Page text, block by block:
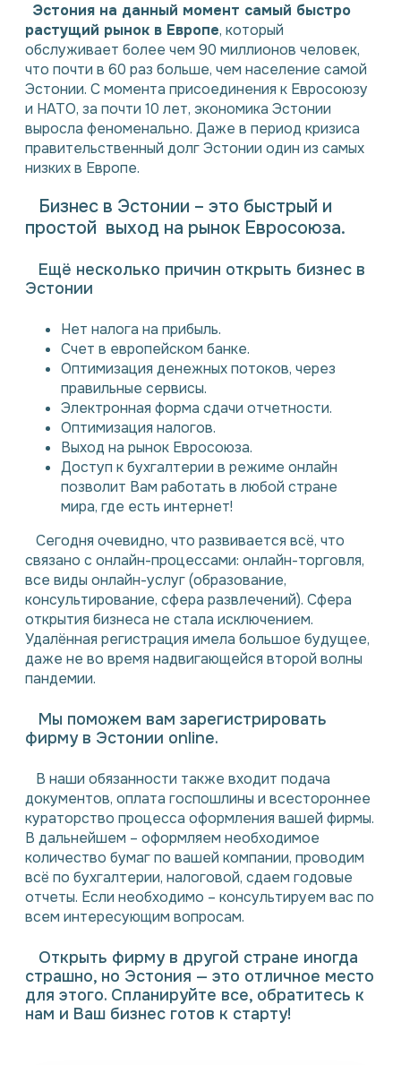
Эстония на данный момент самый быстро
растущий рынок в Европе, который
обслуживает более чем 90 миллионов человек,
что почти в 60 раз больше, чем население самой
Эстонии. С момента присоединения к Евросоюзу
и НАТО, за почти 10 лет, экономика Эстонии
выросла феноменально. Даже в период кризиса
правительственный долг Эстонии один из самых
низких в Европе.
Бизнес в Эстонии – это быстрый и
простой выход на рынок Евросоюза.
Ещё несколько причин открыть бизнес в
Эстонии
Нет налога на прибыль.
Счет в европейском банке.
Оптимизация денежных потоков, через
правильные сервисы.
Электронная форма сдачи отчетности.
Оптимизация налогов.
Выход на рынок Евросоюза.
Доступ к бухгалтерии в режиме онлайн
позволит Вам работать в любой стране
мира, где есть интернет!
Сегодня очевидно, что развивается всё, что
связано с онлайн-процессами: онлайн-торговля,
все виды онлайн-услуг (образование,
консультирование, сфера развлечений). Сфера
открытия бизнеса не стала исключением.
Удалённая регистрация имела большое будущее,
даже не во время надвигающейся второй волны
пандемии.
Мы поможем вам зарегистрировать
фирму в Эстонии online.
В наши обязанности также входит подача
документов, оплата госпошлины и всестороннее
кураторство процесса оформления вашей фирмы.
В дальнейшем – оформляем необходимое
количество бумаг по вашей компании, проводим
всё по бухгалтерии, налоговой, сдаем годовые
отчеты. Если необходимо – консультируем вас по
всем интересующим вопросам.
Открыть фирму в другой стране иногда
страшно, но Эстония — это отличное место
для этого. Спланируйте все, обратитесь к
нам и Ваш бизнес готов к старту!